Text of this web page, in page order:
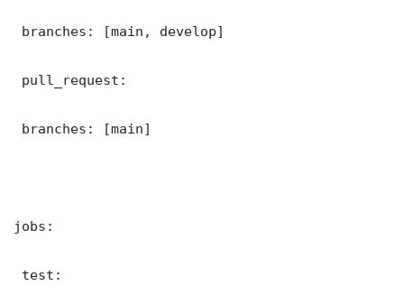
branches: [main, develop]
pull_request:
branches: [main]
jobs:
test: